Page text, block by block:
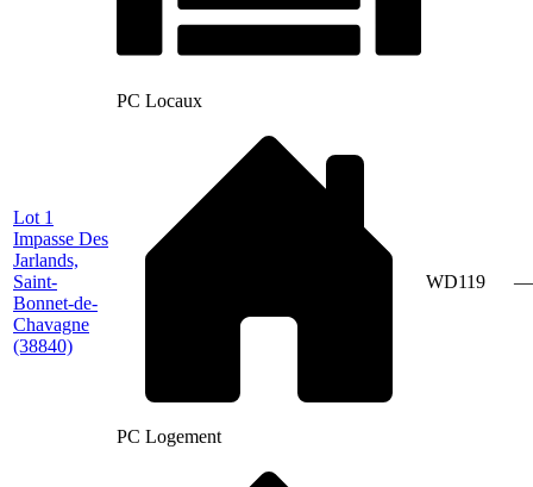
PC Locaux
Lot 1
Impasse Des
Jarlands,
Saint-
Bonnet-de-
Chavagne
(38840)
PC Logement
WD119 —